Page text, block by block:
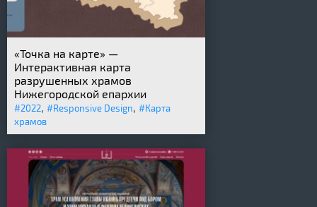
«Точка на карте» —
Интерактивная карта
разрушенных храмов
Нижегородской епархии
#2022, #Responsive Design, #Карта
храмов